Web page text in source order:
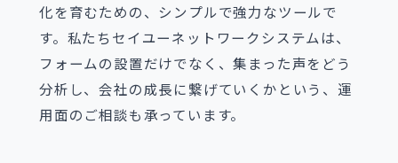
化を育むための、シンプルで強力なツールで
す。私たちセイユーネットワークシステムは、
フォームの設置だけでなく、集まった声をどう
分析し、会社の成長に繋げていくかという、運
用面のご相談も承っています。